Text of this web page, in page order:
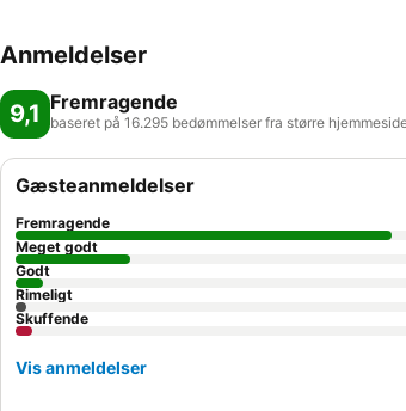
Anmeldelser
9,1 Fremragende
baseret på 16.295 bedømmelser fra større
Gæsteanmeldelser
Fremragende
Meget godt
Godt
Rimeligt
Skuffende
Vis anmeldelser